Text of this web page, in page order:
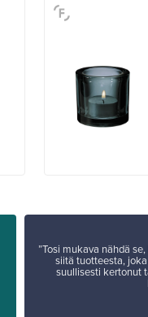
”Tosi mukava nähdä
siitä tuotteesta,
suullisesti kertonut